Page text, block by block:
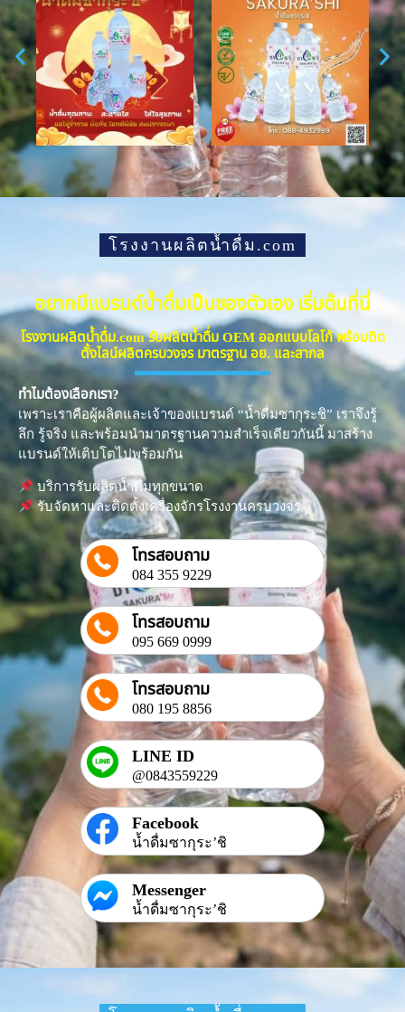
โรงงานผลิตน้ำดื่ม.com
อยากมีแบรนด์น้ำดื่มเป็นของตัวเอง เริ่มต้นที่นี่
โรงงานผลิตน้ำดื่ม.com รับผลิตน้ำดื่ม OEM ออกแบบโลโก้ พร้อมติด
ตั้งไลน์ผลิตครบวงจร มาตรฐาน อย. และสากล
ทำไมต้องเลือกเรา?
เพราะเราคือผู้ผลิตและเจ้าของแบรนด์ “น้ำดื่มซากุระชิ” เราจึงรู้
ลึก รู้จริง และพร้อมนำมาตรฐานความสำเร็จเดียวกันนี้ มาสร้าง
แบรนด์ให้เติบโตไปพร้อมกัน
บริการรับผลิตน้ำดื่มทุกขนาด
รับจัดหาและติดตั้งเครื่องจักรโรงงานครบวงจร
โทรสอบถาม
084 355 9229
โทรสอบถาม
095 669 0999
โทรสอบถาม
080 195 8856
LINE ID
@0843559229
Facebook
น้ำดื่มซากุระ’ชิ
Messenger
น้ำดื่มซากุระ’ชิ